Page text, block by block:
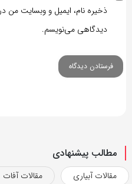
ذخیره نام، ایمیل و وبسایت من
دیدگاهی می‌نویسم.
مطالب پیشنهادی
مقالات آبیاری مقالات آفات